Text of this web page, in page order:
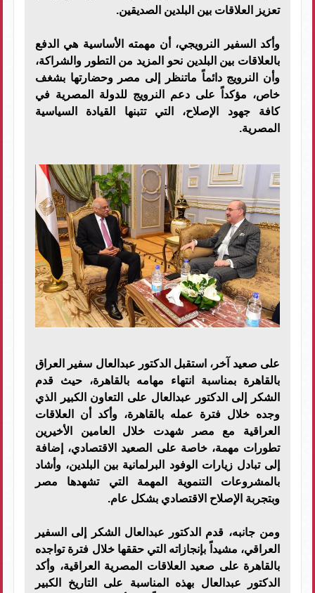
تعزيز العلاقات بين البلدين الصديقين.
وأكد السفير النرويجي، أن مهمته الأساسية هي الدفع
بالعلاقات بين البلدين نحو المزيد من التطور والشراكة،
وأن النرويج دائماً ماتنظر إلى مصر وحضارتها بشغف
خاص، مؤكداً على دعم النرويج للدولة المصرية في
كافة جهود الإصلاح، التي تتبنها القيادة السياسية
المصرية.
على صعيد آخر، استقبل الدكتور عبدالعال سفير العراق
بالقاهرة بمناسبة انتهاء مهامه بالقاهرة، حيث قدم
الشكر إلى الدكتور عبدالعال على التعاون الكبير الذي
وجده خلال فترة عمله بالقاهرة، وأكد أن العلاقات
العراقية مع مصر شهدت خلال العامين الأخيرين
تطورات مهمة، خاصة على الصعيد الاقتصادي، إضافة
إلى تبادل زيارات الوفود البرلمانية بين البلدين، وأشاد
بالمشروعات التنموية المهمة التي تشهدها مصر
وبتجربة الإصلاح الاقتصادي بشكل عام.
ومن جانبه، قدم الدكتور عبدالعال الشكر إلى السفير
العراقي، مشيداً بإنجازاته التي حققها خلال فترة تواجده
بالقاهرة على صعيد العلاقات المصرية العراقية، وأكد
الدكتور عبدالعال بهذه المناسبة على التاريخ الكبير